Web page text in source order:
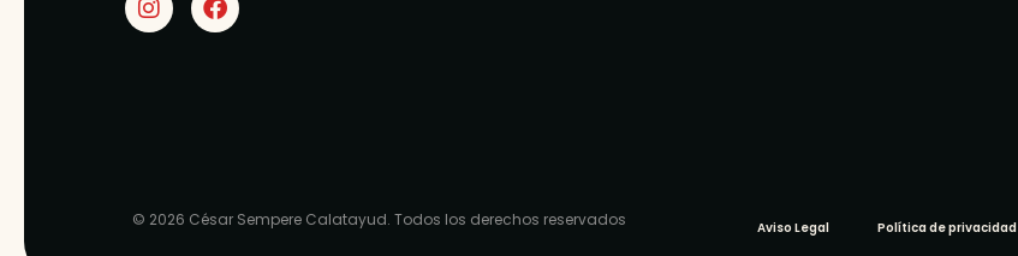
© 2026 César Sempere Calatayud. Todos los derechos reservados Aviso Legal Política de privacidad